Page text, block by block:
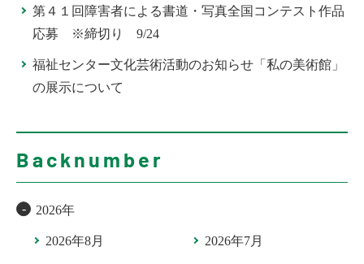
第４１回障害者による書道・写真全国コンテスト作品
応募 ※締切り 9/24
福祉センター文化芸術活動のお知らせ「私の美術館」
の展示について
Backnumber
2026年
2026年8月 2026年7月